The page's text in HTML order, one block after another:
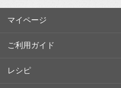
マイページ
ご利用ガイド
レシピ